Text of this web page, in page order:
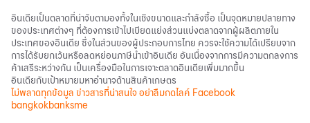
อินเดียเป็นตลาดที่น่าจับตามองทั้งในเชิงขนาดและกำลังซื้อ เป็นจุดหมายปลายทาง
ของประเทศต่างๆ ที่ต้องการเข้าไปเบียดแย่งส่วนแบ่งตลาดจากผู้ผลิตภายใน
ประเทศของอินเดีย ซึ่งในส่วนของผู้ประกอบการไทย ควรจะใช้ความได้เปรียบจาก
การได้รับยกเว้นหรือลดหย่อนภาษีนำเข้าอินเดีย อันเนื่องจากการมีความตกลงการ
ค้าเสรีระหว่างกัน เป็นเครื่องมือในการเจาะตลาดอินเดียเพิ่มมากขึ้น
อินเดียกับเป้าหมายมหาอำนาจด้านสินค้าเกษตร
ไม่พลาดทุกข้อมูล ข่าวสารที่น่าสนใจ อย่าลืมกดไลค์ Facebook
bangkokbanksme